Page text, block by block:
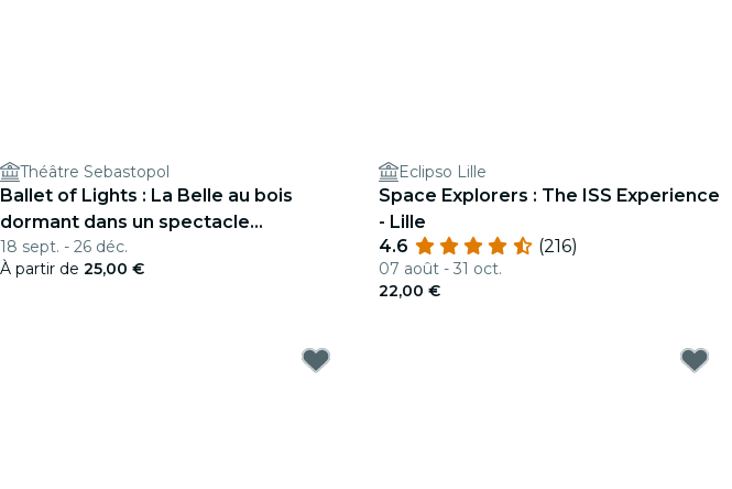
Théâtre Sebastopol
Ballet of Lights : La Belle au bois
dormant dans un spectacle
étincelant
18 sept. - 26 déc.
À partir de 25,00 €
Eclipso Lille
Space Explorers : The ISS Experience
- Lille
4.6
(216)
07 août - 31 oct.
22,00 €